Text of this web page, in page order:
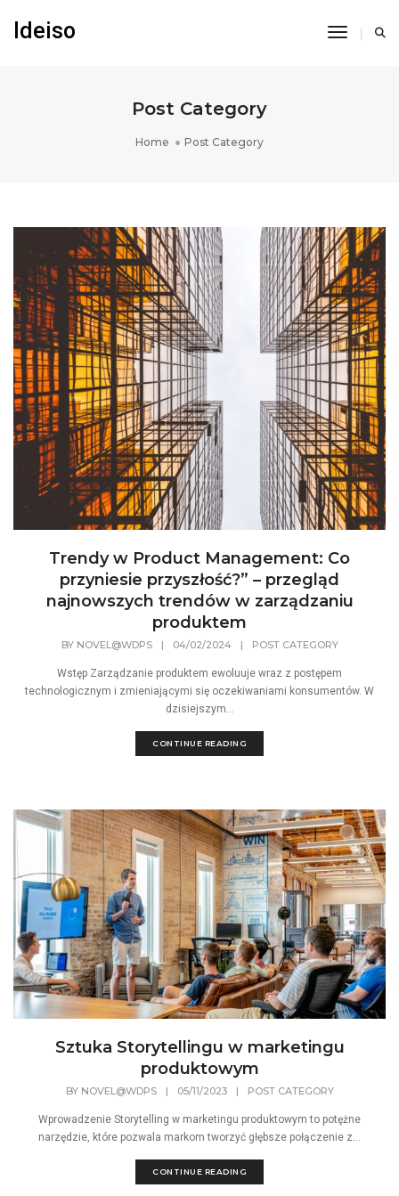
Ideiso Toggle
Post Category
Home Post Category
Trendy w Product Management: Co
przyniesie przyszłość?” – przegląd
najnowszych trendów w zarządzaniu
produktem
BY NOVEL@WDPS | 04/02/2024 | POST CATEGORY
Wstęp Zarządzanie produktem ewoluuje wraz z postępem
technologicznym i zmieniającymi się oczekiwaniami konsumentów. W
dzisiejszym...
CONTINUE READING
Sztuka Storytellingu w marketingu
produktowym
BY NOVEL@WDPS | 05/11/2023 | POST CATEGORY
Wprowadzenie Storytelling w marketingu produktowym to potężne
narzędzie, które pozwala markom tworzyć głębsze połączenie z...
CONTINUE READING